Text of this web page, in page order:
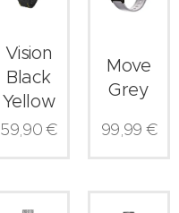
Vision
Black
Yellow
59,90€
Move
Grey
99,99 €